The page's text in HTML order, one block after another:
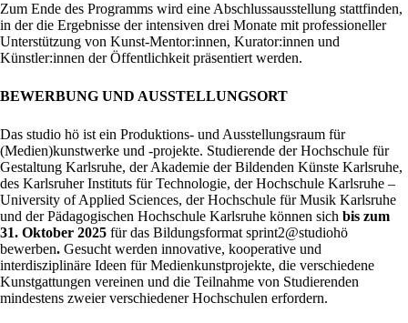
Zum Ende des Programms wird eine Abschlussausstellung stattfinden,
in der die Ergebnisse der intensiven drei Monate mit professioneller
Unterstützung von Kunst-Mentor:innen, Kurator:innen und
Künstler:innen der Öffentlichkeit präsentiert werden.
BEWERBUNG UND AUSSTELLUNGSORT
Das studio hö ist ein Produktions- und Ausstellungsraum für
(Medien)kunstwerke und -projekte. Studierende der Hochschule für
Gestaltung Karlsruhe, der Akademie der Bildenden Künste Karlsruhe,
des Karlsruher Instituts für Technologie, der Hochschule Karlsruhe –
University of Applied Sciences, der Hochschule für Musik Karlsruhe
und der Pädagogischen Hochschule Karlsruhe können sich bis zum
31. Oktober 2025 für das Bildungsformat sprint2@studiohö
bewerben. Gesucht werden innovative, kooperative und
interdisziplinäre Ideen für Medienkunstprojekte, die verschiedene
Kunstgattungen vereinen und die Teilnahme von Studierenden
mindestens zweier verschiedener Hochschulen erfordern.